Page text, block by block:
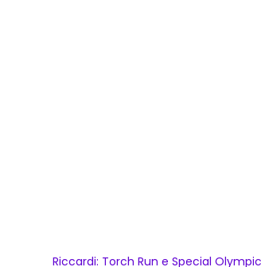
Riccardi: Torch Run e Special